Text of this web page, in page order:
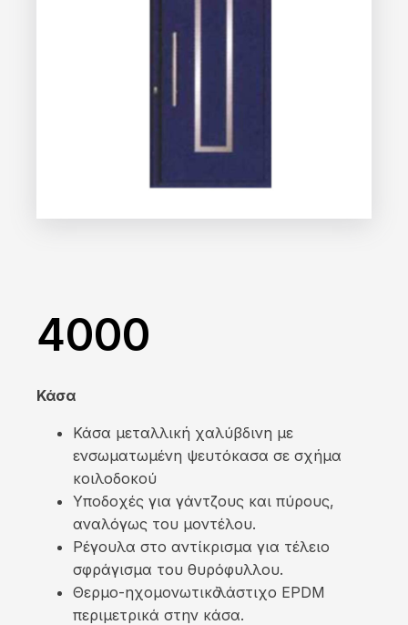
4000
Κάσα
Κάσα μεταλλική χαλύβδινη µε
ενσωματωμένη ψευτόκασα σε σχήμα
κοιλοδοκού
Υποδοχές για γάντζους και πύρους,
αναλόγως του μοντέλου.
Ρέγουλα στο αντίκρισµα για τέλειο
σφράγισµα του θυρόφυλλου.
Θερµο-ηχομονωτικὀ λάστιχο EPDM
περιμετρικά στην κάσα.